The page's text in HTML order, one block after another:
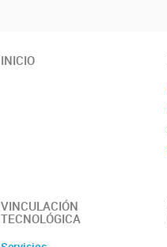
INICIO
VINCULACIÓN
TECNOLÓGICA